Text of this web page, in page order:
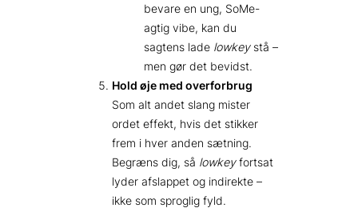
bevare en ung, SoMe-
agtig vibe, kan du
sagtens lade lowkeystå –
men gør det bevidst.
Hold øje med overforbrug
Som alt andet slang mister
ordet effekt, hvis det stikker
frem i hver anden sætning.
Begræns dig, så lowkeyfortsat
lyder afslappet og indirekte –
ikke som sproglig fyld.